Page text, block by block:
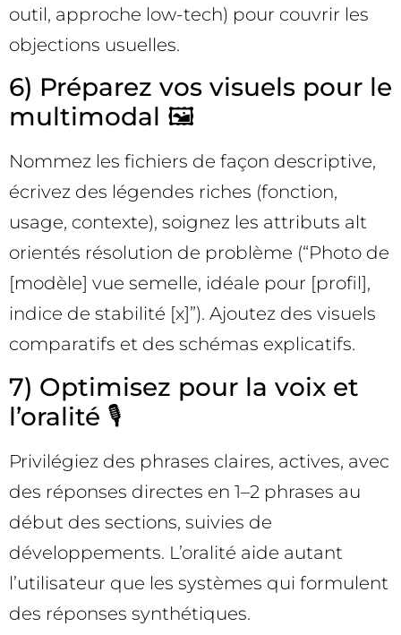
outil, approche low-tech) pour couvrir les
objections usuelles.
6) Préparez vos visuels pour le
multimodal 🖼️
Nommez les fichiers de façon descriptive,
écrivez des légendes riches (fonction,
usage, contexte), soignez les attributs alt
orientés résolution de problème (“Photo de
[modèle] vue semelle, idéale pour [profil],
indice de stabilité [x]”). Ajoutez des visuels
comparatifs et des schémas explicatifs.
7) Optimisez pour la voix et
l’oralité 🎙️
Privilégiez des phrases claires, actives, avec
des réponses directes en 1–2 phrases au
début des sections, suivies de
développements. L’oralité aide autant
l’utilisateur que les systèmes qui formulent
des réponses synthétiques.